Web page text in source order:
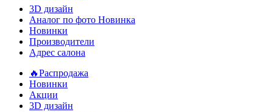
3D дизайн
Аналог по фото Новинка
Новинки
Производители
Адрес салона
🔥Распродажа
Новинки
Акции
3D дизайн